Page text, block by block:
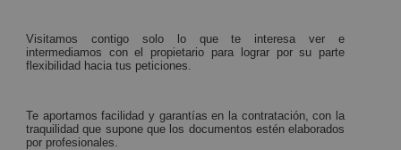
Visitamos contigo solo lo que te interesa ver e
intermediamos con el propietario para lograr por su parte
flexibilidad hacia tus peticiones.
Te aportamos facilidad y garantías en la contratación, con la
traquilidad que supone que los documentos estén elaborados
por profesionales.